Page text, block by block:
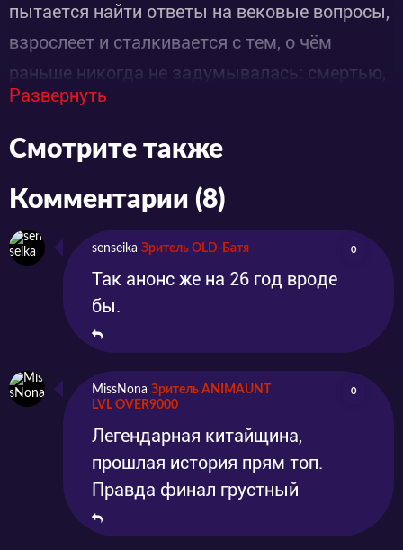
пытается найти ответы на вековые вопросы,
взрослеет и сталкивается с тем, о чём
раньше никогда не задумывалась: смертью,
любовью, сопереживанием и
ответственностью.
Развернуть
Смотрите также
Комментарии (8)
senseika Зритель OLD-Батя 0
Так анонс же на 26 год вроде
бы.
MissNona Зритель ANIMAUNT
LVL OVER9000
0
Легендарная китайщина,
прошлая история прям топ.
Правда финал грустный